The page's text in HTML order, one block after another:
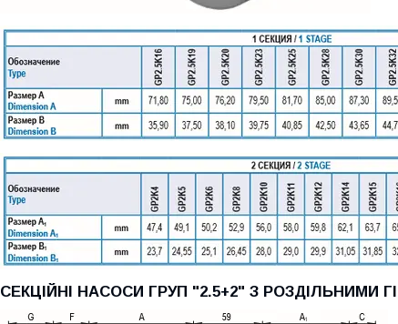
СЕКЦІЙНІ НАСОСИ ГРУП "2.5+2" З РОЗДІЛЬНИМИ